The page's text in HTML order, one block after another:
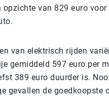
opzichte van 829 euro
van elektrisch rijden
gemiddeld 597 euro per
389 euro duurder is.
gevallen de goedkoopste